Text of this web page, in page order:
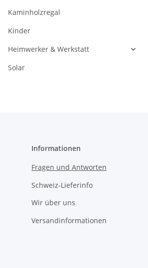
Kaminholzregal
Kinder
Heimwerker & Werkstatt
Solar
Informationen
Fragen und Antworten
Schweiz-Lieferinfo
Wir über uns
Versandinformationen